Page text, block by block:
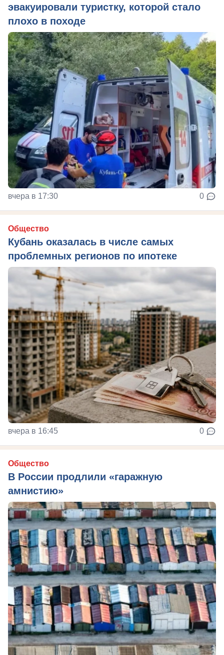
эвакуировали туристку, которой стало
плохо в походе
вчера в 17:30 0
Общество
Кубань оказалась в числе самых
проблемных регионов по ипотеке
вчера в 16:45 0
Общество
В России продлили «гаражную
амнистию»